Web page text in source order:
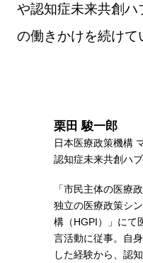
や認知症未来共創ハ
の働きかけを続けて
栗田 駿一郎
日本医療政策機構
認知症未来共創ハ
「市民主体の医療
独立の医療政策シ
構（HGPI）」にて
言活動に従事。自
した経験から、認